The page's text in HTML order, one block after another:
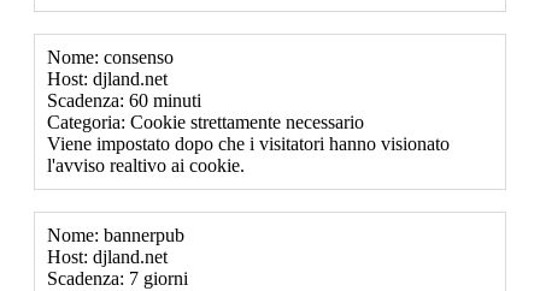
Nome: consenso
Host: djland.net
Scadenza: 60 minuti
Categoria: Cookie strettamente necessario
Viene impostato dopo che i visitatori hanno visionato
l'avviso realtivo ai cookie.
Nome: bannerpub
Host: djland.net
Scadenza: 7 giorni